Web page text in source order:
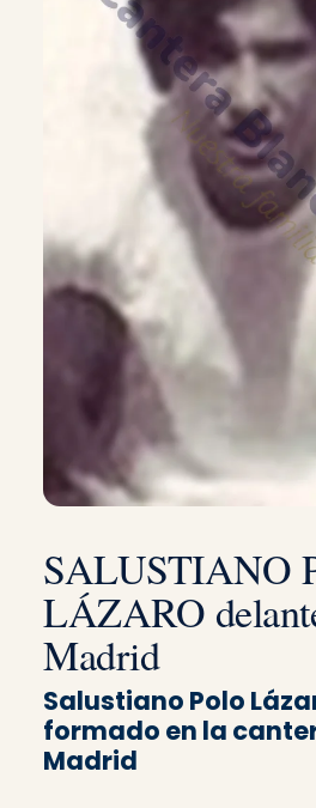
SALUSTIANO
LÁZARO
Madrid
Salustiano Polo
formado en la
Madrid